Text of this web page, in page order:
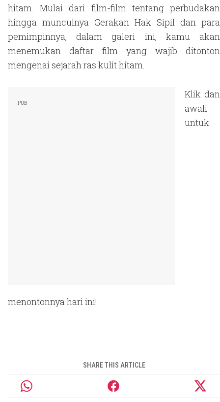
hitam. Mulai dari film-film tentang perbudakan
hingga munculnya Gerakan Hak Sipil dan para
pemimpinnya, dalam galeri ini, kamu akan
menemukan daftar film yang wajib ditonton
mengenai sejarah ras kulit hitam.
Klik dan
awali
untuk
menontonnya hari ini!
SHARE THIS ARTICLE